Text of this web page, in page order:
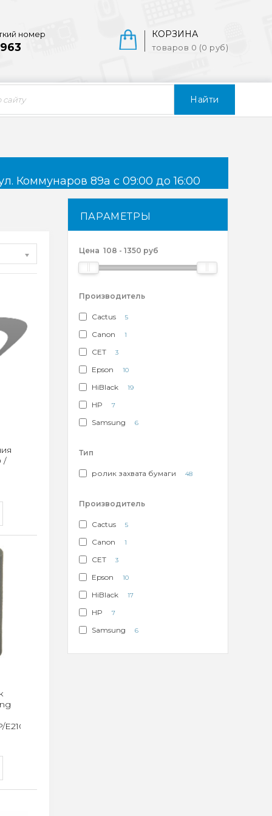
Найти
КОРЗИНА
товаров 0 (0 руб)
номер
963
Коммунаров 89а с 09:00 до 16:00
/
ПАРАМЕТРЫ
Цена 108 - 1350 руб
Производитель
Cactus 5
Canon 1
CET 3
Epson 10
HiBlack 19
HP 7
Samsung 6
Тип
ролик захвата бумаги 48
Производитель
Cactus 5
Canon 1
CET 3
Epson 10
HiBlack 17
HP 7
Samsung 6